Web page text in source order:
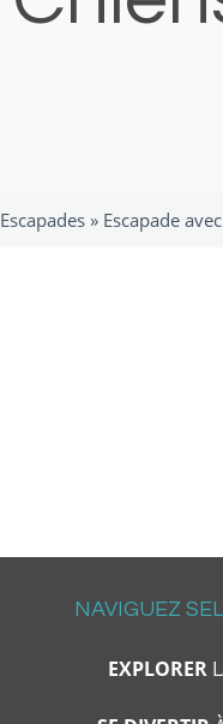
Escapades » Escapade
NAVIGUEZ
EXPLORER